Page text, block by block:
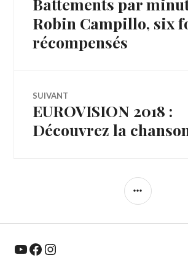
l’article
Robin Campillo, six
récompensés
SUIVANT
Article
Suivant:
EUROVISION 2018 :
Découvrez la
YouTube Facebook Instagram